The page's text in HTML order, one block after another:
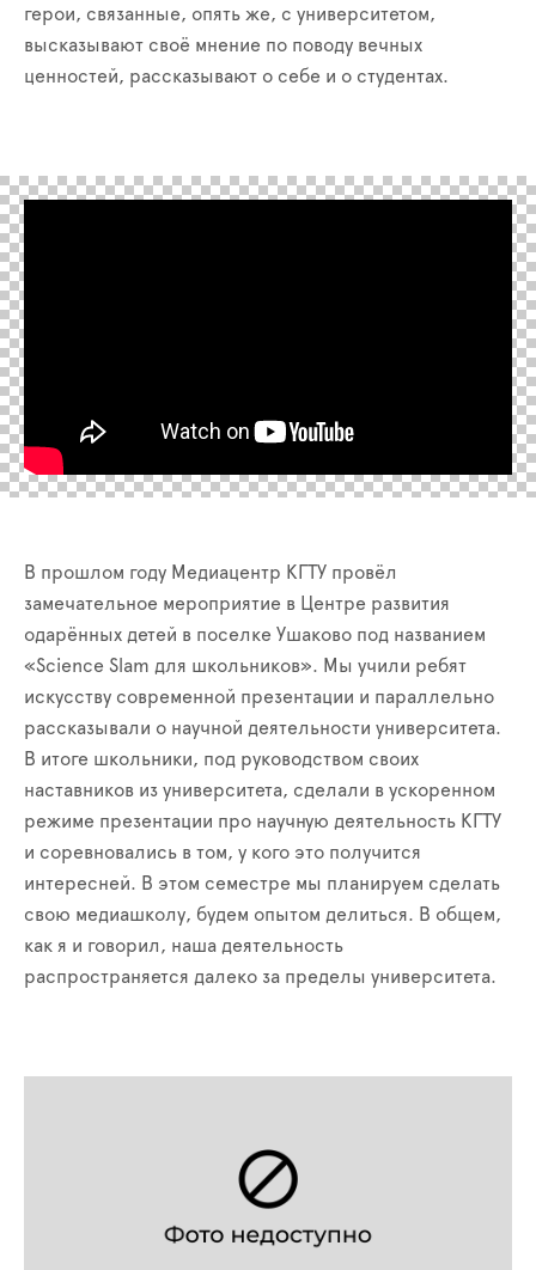
герои, связанные, опять же, с университетом,
высказывают своё мнение по поводу вечных
ценностей, рассказывают о себе и о студентах.
В прошлом году Медиацентр КГТУ провёл
замечательное мероприятие в Центре развития
одарённых детей в поселке Ушаково под названием
«Science Slam для школьников». Мы учили ребят
искусству современной презентации и параллельно
рассказывали о научной деятельности университета.
В итоге школьники, под руководством своих
наставников из университета, сделали в ускоренном
режиме презентации про научную деятельность КГТУ
и соревновались в том, у кого это получится
интересней. В этом семестре мы планируем сделать
свою медиашколу, будем опытом делиться. В общем,
как я и говорил, наша деятельность
распространяется далеко за пределы университета.